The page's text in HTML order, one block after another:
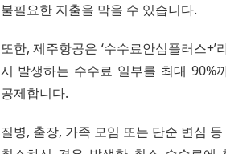
불필요한 지출을 막을 수 있습니다.
또한, 제주항공은 ‘수수료안심플러스
시 발생하는 수수료 일부를 최대 90%
공제합니다.
질병, 출장, 가족 모임 또는 단순 변심